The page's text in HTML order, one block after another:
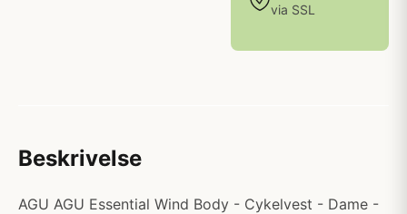
via SSL
Beskrivelse
AGU AGU Essential Wind Body - Cykelvest - Dame -